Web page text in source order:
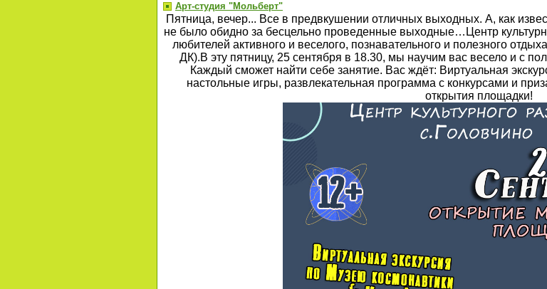
Арт-студия "Мольберт"
Пятница, вечер... Все в предвкушении отличных выходных. А, как
не было обидно за бесцельно проведенные выходные…Центр
любителей активного и веселого, познавательного и полезного
ДК).В эту пятницу, 25 сентября в 18.30, мы научим вас весело и с
Каждый сможет найти себе занятие. Вас ждёт: Виртуальная
настольные игры, развлекательная программа с конкурсами и
открытия площадки!